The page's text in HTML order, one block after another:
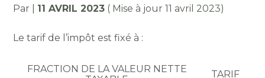
Par 11 AVRIL 2023 ( Mise à jour 11 avril 2023)
Le tarif de l’impôt est fixé à :
FRACTION DE LA VALEUR NETTE
TARIF